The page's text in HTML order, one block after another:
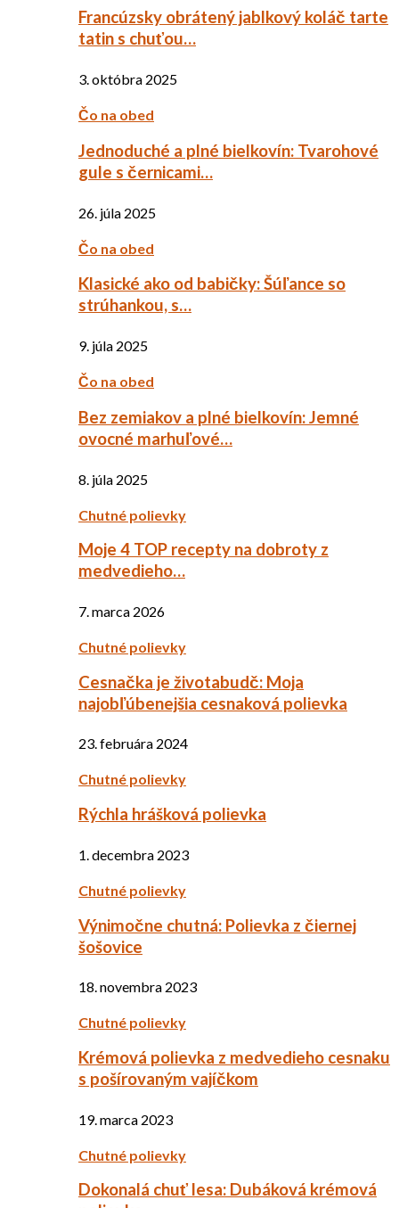
Francúzsky obrátený jablkový koláč tarte
tatin s chuťou…
3. októbra 2025
Čo na obed
Jednoduché a plné bielkovín: Tvarohové
gule s černicami…
26. júla 2025
Čo na obed
Klasické ako od babičky: Šúľance so
strúhankou, s…
9. júla 2025
Čo na obed
Bez zemiakov a plné bielkovín: Jemné
ovocné marhuľové…
8. júla 2025
Chutné polievky
Moje 4 TOP recepty na dobroty z
medvedieho…
7. marca 2026
Chutné polievky
Cesnačka je životabudč: Moja
najobľúbenejšia cesnaková polievka
23. februára 2024
Chutné polievky
Rýchla hrášková polievka
1. decembra 2023
Chutné polievky
Výnimočne chutná: Polievka z čiernej
šošovice
18. novembra 2023
Chutné polievky
Krémová polievka z medvedieho cesnaku
s pošírovaným vajíčkom
19. marca 2023
Chutné polievky
Dokonalá chuť lesa: Dubáková krémová